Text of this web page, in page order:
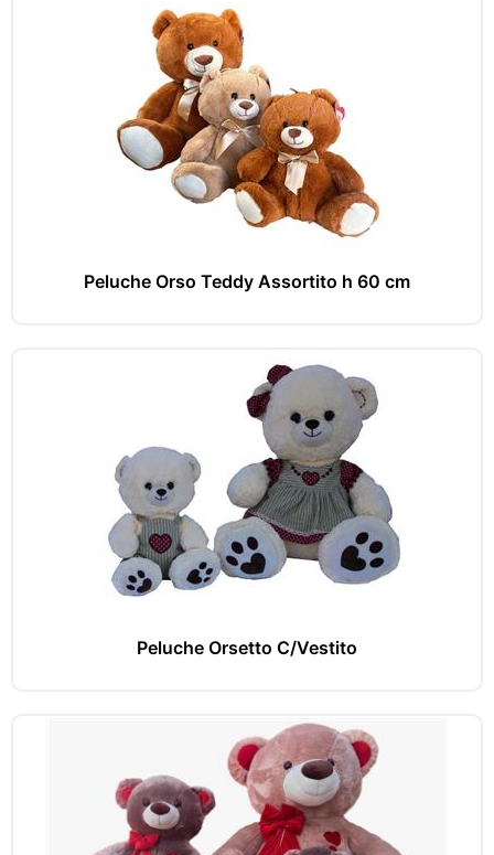
Peluche Orso Teddy Assortito h 60 cm
Peluche Orsetto C/Vestito